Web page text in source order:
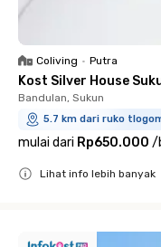
Coliving • Putra
Kost Silver House
Bandulan, Sukun
5.7 km dari ruko
mulai dari Rp650.000 /
Lihat info lebih banyak